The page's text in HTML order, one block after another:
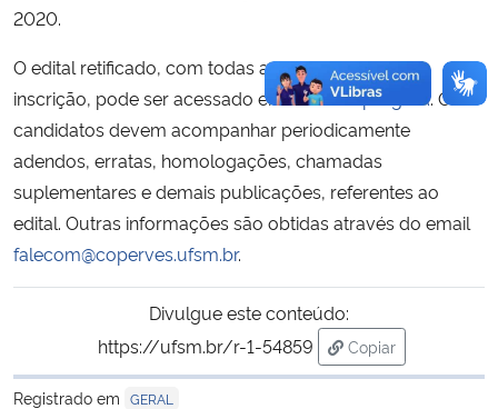
2020.
O edital retificado, com todas as orientações para
inscrição, pode ser acessado emufsm.br/prograd. Os
candidatos devem acompanhar periodicamente
adendos, erratas, homologações, chamadas
suplementares e demais publicações, referentes ao
edital. Outras informações são obtidas através do email
falecom@coperves.ufsm.br.
Divulgue este conteúdo:
https://ufsm.br/r-1-54859
Copiar
para área de
Registrado em GERAL